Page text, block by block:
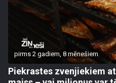
pirms 2 gadiem, 8 mēnešiem
Piekrastes zvenjiekiem